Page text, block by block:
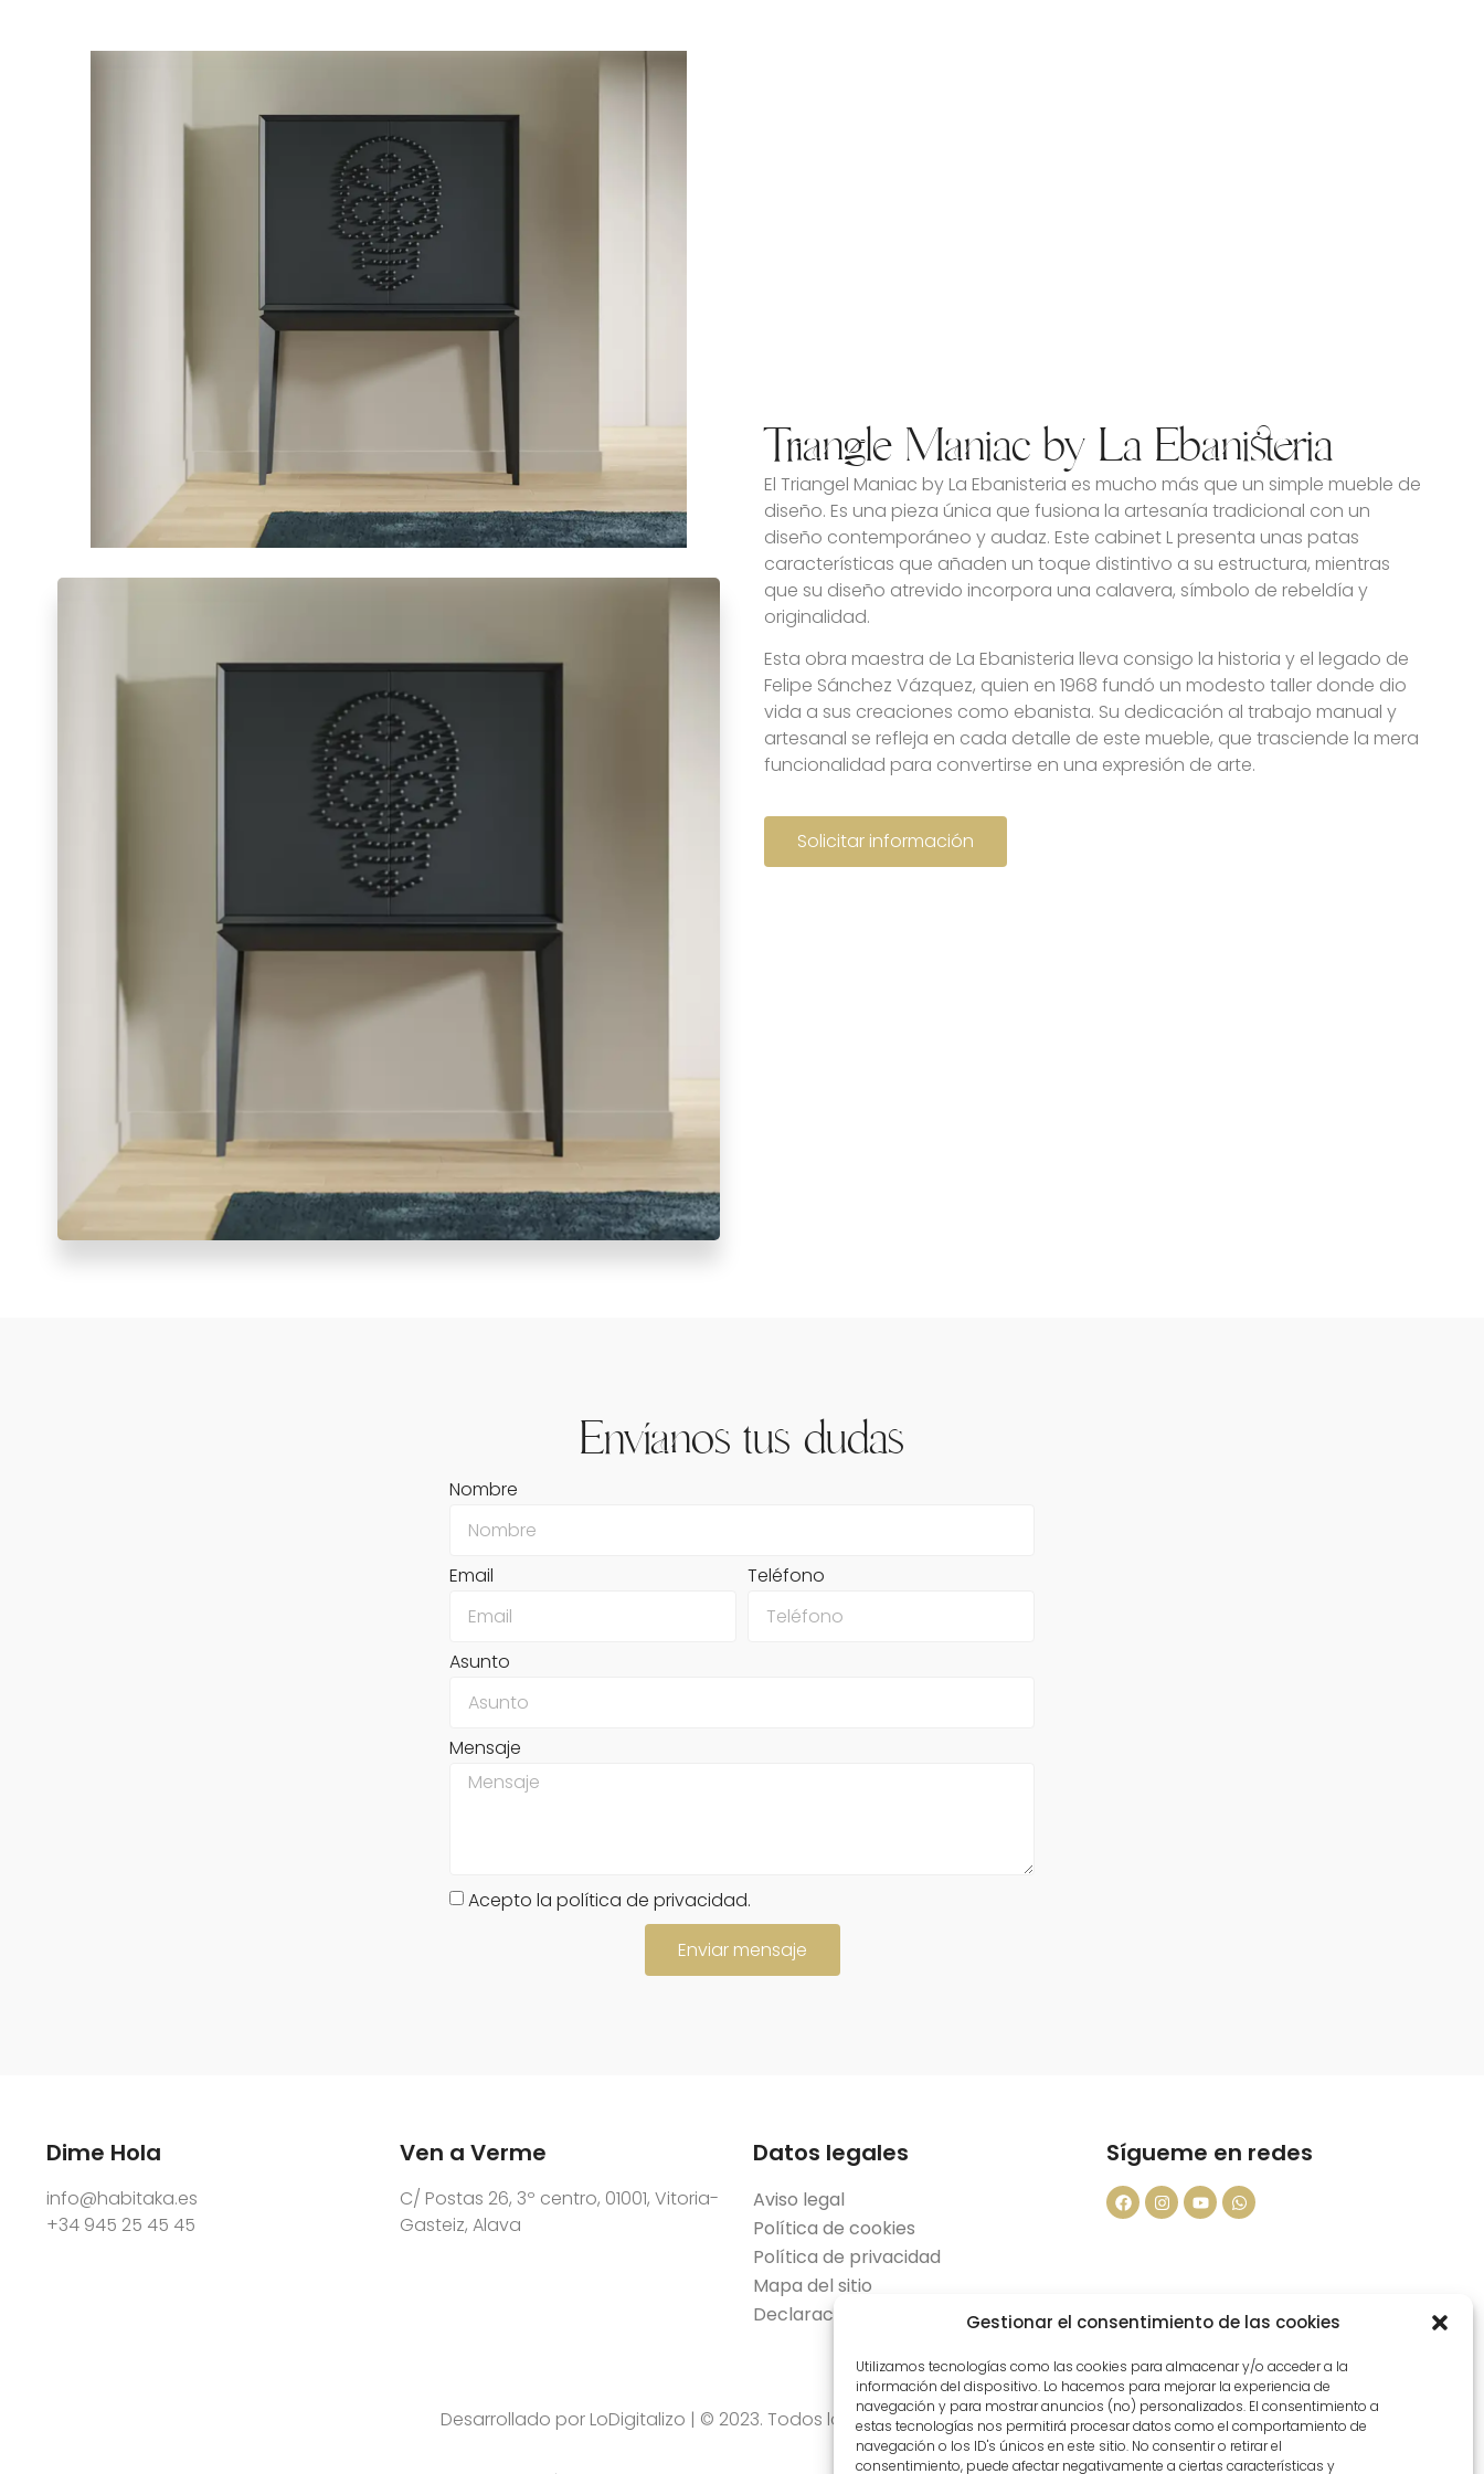
Gestionar el consentimiento de las cookies
Utilizamos tecnologías como las cookies para almacenar y/o acceder a la
información del dispositivo. Lo hacemos para mejorar la experiencia de
navegación y para mostrar anuncios (no) personalizados. El consentimiento a
estas tecnologías nos permitirá procesar datos como el comportamiento de
navegación o los ID's únicos en este sitio. No consentir o retirar el
consentimiento, puede afectar negativamente a ciertas características y
Triangle Maniac by La Ebanisteria
El Triangel Maniac by La Ebanisteria es mucho más que un simple mueble de
diseño. Es una pieza única que fusiona la artesanía tradicional con un
diseño contemporáneo y audaz. Este cabinet L presenta unas patas
características que añaden un toque distintivo a su estructura, mientras
que su diseño atrevido incorpora una calavera, símbolo de rebeldía y
originalidad.
Esta obra maestra de La Ebanisteria lleva consigo la historia y el legado de
Felipe Sánchez Vázquez, quien en 1968 fundó un modesto taller donde dio
vida a sus creaciones como ebanista. Su dedicación al trabajo manual y
artesanal se refleja en cada detalle de este mueble, que trasciende la mera
funcionalidad para convertirse en una expresión de arte.
Solicitar información
Envíanos tus dudas
Nombre
Email Teléfono
Asunto
Mensaje
Acepto la política de privacidad.
Enviar mensaje
Dime Hola
info@habitaka.es
+34 945 25 45 45
Ven a Verme
C/ Postas 26, 3º centro, 01001, Vitoria-
Gasteiz, Alava
Datos legales
Aviso legal
Política de cookies
Política de privacidad
Mapa del sitio
Declaración de accesibilidad
Sígueme en redes
Desarrollado por LoDigitalizo | © 2023. Todos los derechos reservados.​